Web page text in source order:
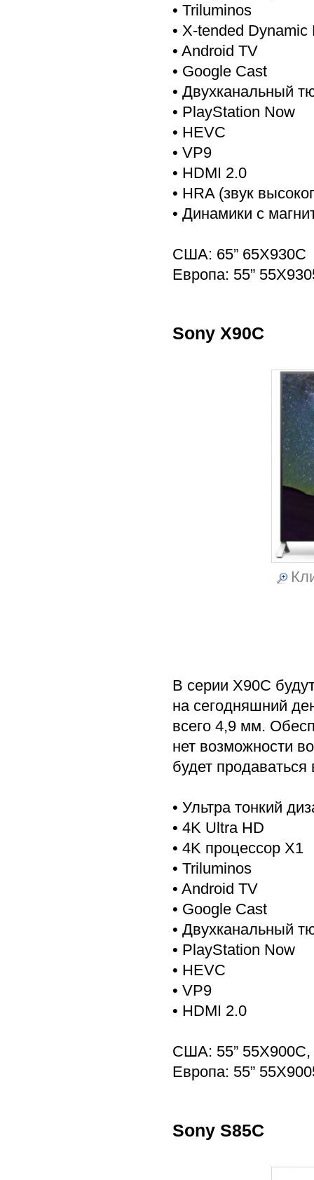
• Triluminos
• X-tended Dynamic
• Android TV
• Google Cast
• Двухканальный
• PlayStation Now
• HEVC
• VP9
• HDMI 2.0
• HRA (звук
• Динамики с
США: 65” 65X930C
Европа: 55”
Sony X90C
В серии X90C
на сегодняшний
всего 4,9 мм.
нет возможности
будет
• Ультра тонкий
• 4K Ultra HD
• 4K процессор X1
• Triluminos
• Android TV
• Google Cast
• Двухканальный
• PlayStation Now
• HEVC
• VP9
• HDMI 2.0
США: 55” 55X900C,
Европа: 55”
Sony S85C